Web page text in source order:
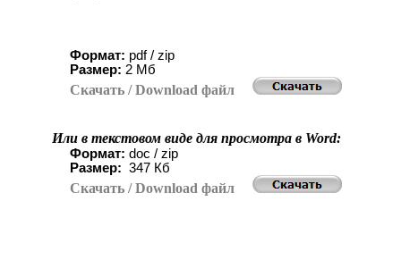
Формат: pdf / zip
Размер: 2 Мб
Скачать / Download файл
Или в текстовом виде для просмотра в Word:
Формат: doc / zip
Размер: 347 Кб
Скачать / Download файл